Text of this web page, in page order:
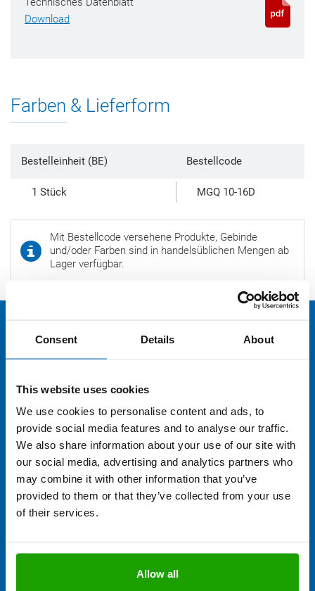
Consent Details About
This website uses cookies
We use cookies to personalise content and ads, to
provide social media features and to analyse our traffic.
We also share information about your use of our site with
our social media, advertising and analytics partners who
may combine it with other information that you’ve
provided to them or that they’ve collected from your use
of their services.
Allow all
Download
Farben & Lieferform
Bestelleinheit (BE) Bestellcode
1 Stück MGQ 10-16D
Mit Bestellcode versehene Produkte, Gebinde
und/oder Farben sind in handelsüblichen Mengen ab
Lager verfügbar.
Sie haben eine Frage zu unseren
unserem Zubehör?